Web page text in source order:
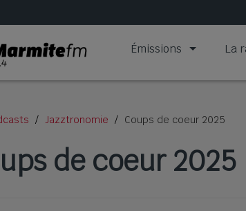
Émissions La
Jazztronomie Coups de coeur 2025
de coeur 2025